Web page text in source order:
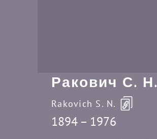
Ракович С. Н.
Rakovich S. N.
1894 – 1976